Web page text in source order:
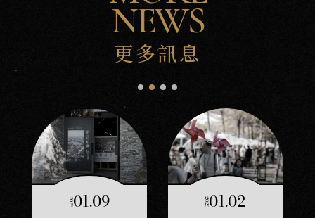
NEWS
更多訊息
202601.09 202601.02